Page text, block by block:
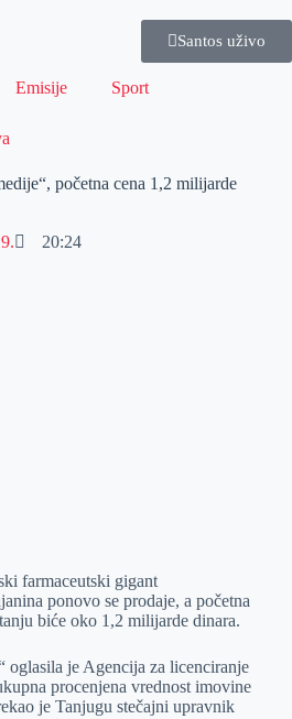
Santos uživo
Emisije Sport
početna cena 1,2 milijarde
20:24
farmaceutski gigant
ponovo se prodaje, a početna
biće oko 1,2 milijarde dinara.
oglasila je Agencija za licenciranje
procenjena vrednost imovine
je Tanjugu stečajni upravnik